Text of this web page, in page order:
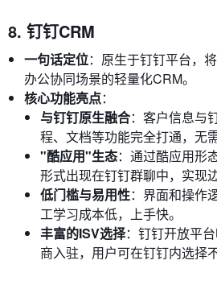
8. 钉钉CRM
一句话定位：原生于钉钉平台，
办公协同场景的轻量化CRM。
核心功能亮点：
与钉钉原生融合：客户信息与
程、文档等功能完全打通，无
"酷应用"生态：通过酷应用形
形式出现在钉钉群聊中，实现
低门槛与易用性：界面和操作
工学习成本低，上手快。
丰富的ISV选择：钉钉开放平
商入驻，用户可在钉钉内选择